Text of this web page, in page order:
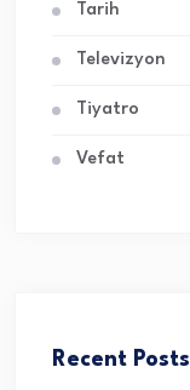
Tarih
Televizyon
Tiyatro
Vefat
Recent Posts